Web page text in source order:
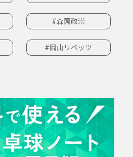
#森薗政崇
#岡山リベッツ